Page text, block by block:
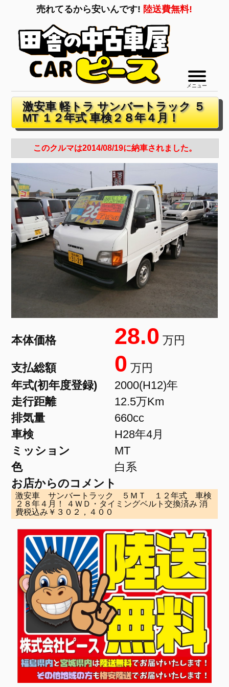
売れてるから安いんです! 陸送費無料!
メニュー
激安車 軽トラ サンバートラック ５
MT １２年式 車検２８年４月！
このクルマは2014/08/19に納車されました。
本体価格 28.0 万円
支払総額 0 万円
年式(初年度登録)
2000(H12)年
走行距離
12.5万Km
排気量
660cc
車検
H28年4月
ミッション
MT
色
白系
お店からのコメント
激安車 サンバートラック ５ＭＴ １２年式 車検
２８年４月！ ４ＷＤ・タイミングベルト交換済み 消
費税込み￥３０２，４００